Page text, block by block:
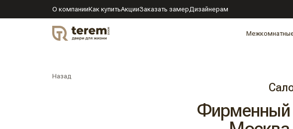
О компанииКак купитьАкцииЗаказать замер Дизайнерам
DOOR
Назад
Фирменный